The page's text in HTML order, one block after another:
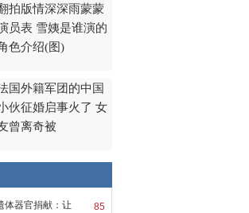
拍版情深深雨蒙蒙
员表 雪姨是谁演的
色介绍(图)
国外籍军团的中国
伙征婚启事火了 女
曾离奇被
85
体器官捐献：让